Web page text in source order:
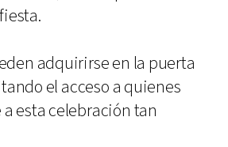
adquirirse en la puerta
el acceso a quienes
esta celebración tan